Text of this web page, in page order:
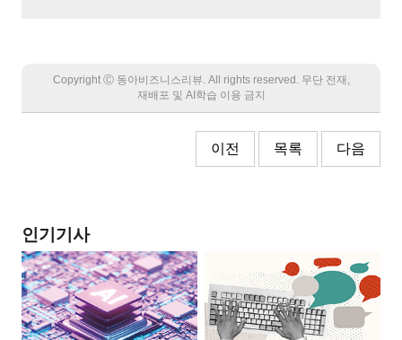
Copyright Ⓒ 동아비즈니스리뷰. All rights reserved. 무단 전재,
재배포 및 AI학습 이용 금지
이전 목록 다음
인기기사